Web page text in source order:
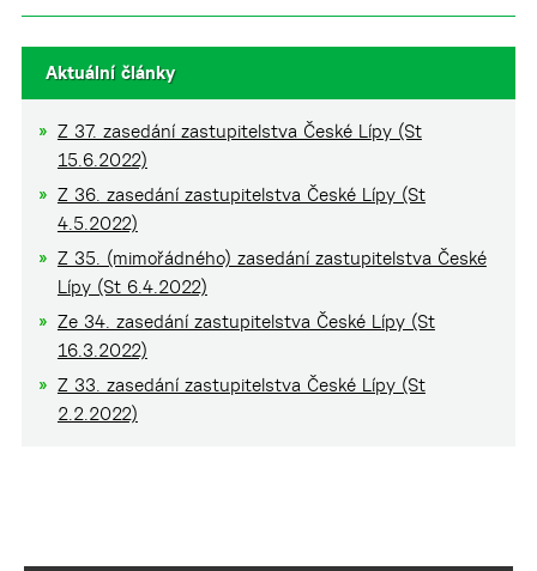
Aktuální články
Z 37. zasedání zastupitelstva České Lípy (St
15.6.2022)
Z 36. zasedání zastupitelstva České Lípy (St
4.5.2022)
Z 35. (mimořádného) zasedání zastupitelstva České
Lípy (St 6.4.2022)
Ze 34. zasedání zastupitelstva České Lípy (St
16.3.2022)
Z 33. zasedání zastupitelstva České Lípy (St
2.2.2022)